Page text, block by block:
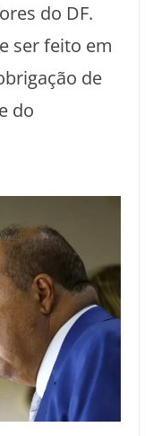
do DF.
ser feito em
de
do